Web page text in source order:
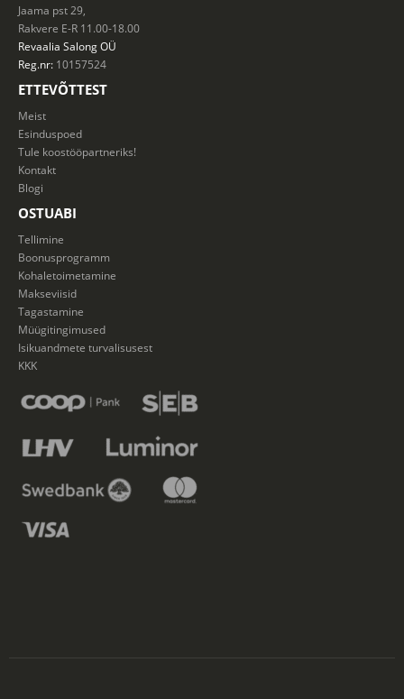
Jaama pst 29,
Rakvere E-R 11.00-18.00
Revaalia SalongOÜ
Reg.nr: 10157524
ETTEVÕTTEST
Meist
Esinduspoed
Tule koostööpartneriks!
Kontakt
Blogi
OSTUABI
Tellimine
Boonusprogramm
Kohaletoimetamine
Makseviisid
Tagastamine
Müügitingimused
Isikuandmete turvalisusest
KKK